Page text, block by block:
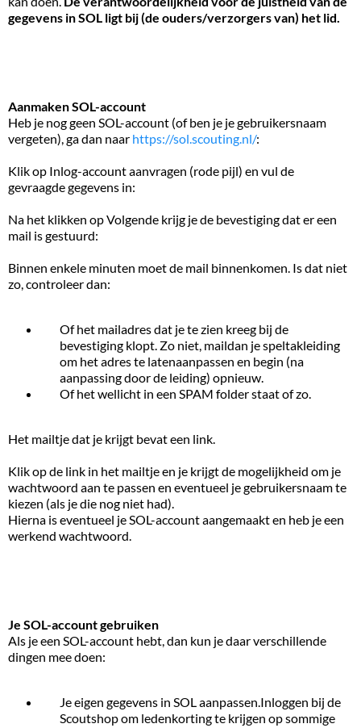
gegevens in SOL ligt bij (de ouders/verzorgers van) het lid.
Aanmaken SOL-account
Heb je nog geen SOL-account (of ben je je gebruikersnaam
vergeten), ga dan naar https://sol.scouting.nl/:
Klik op Inlog-account aanvragen (rode pijl) en vul de
gevraagde gegevens in:
Na het klikken op Volgende krijg je de bevestiging dat er een
mail is gestuurd:
Binnen enkele minuten moet de mail binnenkomen. Is dat niet
zo, controleer dan:
Of het mailadres dat je te zien kreeg bij de
bevestiging klopt. Zo niet, maildan je speltakleiding
om het adres te latenaanpassen en begin (na
aanpassing door de leiding) opnieuw.
Of het wellicht in een SPAM folder staat of zo.
Het mailtje dat je krijgt bevat een link.
Klik op de link in het mailtje en je krijgt de mogelijkheid om je
wachtwoord aan te passen en eventueel je gebruikersnaam te
kiezen (als je die nog niet had).
Hierna is eventueel je SOL-account aangemaakt en heb je een
werkend wachtwoord.
Je SOL-account gebruiken
Als je een SOL-account hebt, dan kun je daar verschillende
dingen mee doen:
Je eigen gegevens in SOL aanpassen.Inloggen bij de
Scoutshop om ledenkorting te krijgen op sommige